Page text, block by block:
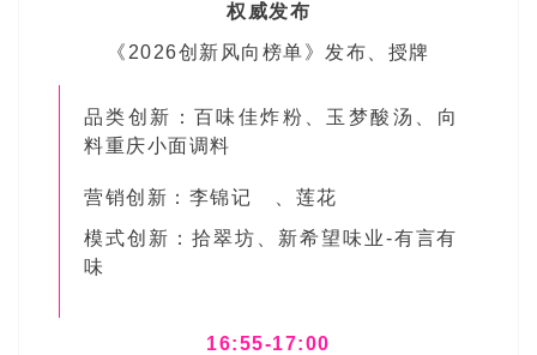
权威发布
《2026创新风向榜单》发布、授牌
品类创新：百味佳炸粉、玉梦酸汤、向
料重庆小面调料
营销创新： 李锦记
、莲花
模式创新：拾翠坊、新希望味业-有言有
味
16:55-17:00